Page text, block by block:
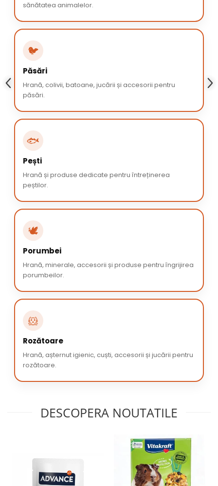
sănătatea animalelor.
🐦
Păsări
Hrană, colivii, batoane, jucării și accesorii pentru
păsări.
🐟
Pești
Hrană și produse dedicate pentru întreținerea
peștilor.
🕊️
Porumbei
Hrană, minerale, accesorii și produse pentru îngrijirea
porumbeilor.
🐹
Rozătoare
Hrană, așternut igienic, cuști, accesorii și jucării pentru
rozătoare.
DESCOPERA NOUTATILE